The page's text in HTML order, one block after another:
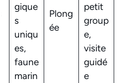
gique
s
uniqu
es,
faune
marin
Plong
ée
petit
group
e,
visite
guidé
e